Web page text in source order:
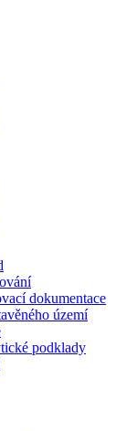
dokumentace
území
podklady